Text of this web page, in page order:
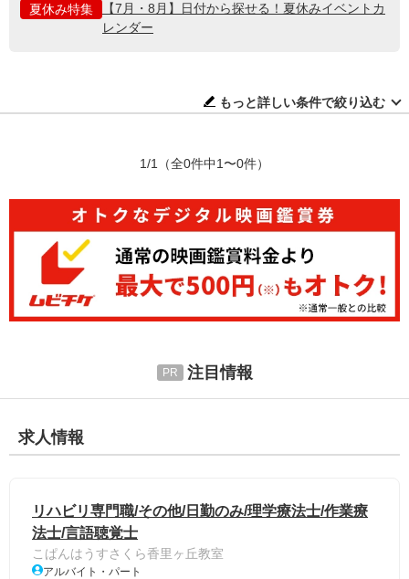
夏休み特集
【7月・8月】日付から探せる！夏休みイベントカ
レンダー
もっと詳しい条件で絞り込む
1/1 （全0件中1〜0件）
注目情報
求人情報
リハビリ専門職/その他/日勤のみ/理学療法士/作業療
法士/言語聴覚士
こぱんはうすさくら香里ヶ丘教室
アルバイト・パート